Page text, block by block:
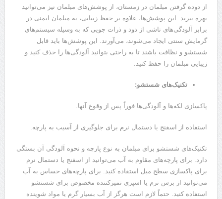
از دوده گرفتن مبلمان در زمستان، از پوشش‌های مبلمان نیز می‌توانید
بهره ببرید. این پوشش‌ها، علاوه بر حفظ زیبایی، به مبلمان ایمنی در
برابر آلودگی‌های ناشی از دود و ذرات جویی که به وسیله سیستم‌های
گرمایش سنتی ایجاد می‌شوند، می‌آورند. این پوشش‌ها باید قابل
شستشو و نظافت باشند تا به راحتی بتوانید آلودگی‌ها را حذف کنید و
زیبایی مبلمان را حفظ کنید.
تکنیک‌های شستشو:
پاکسازی لکه‌ها و آلودگی‌ها فوراً پس از وقوع آنها.
استفاده از اسفنج یا دستمال نرم برای جلوگیری از آسیب به پارچه.
تکنیک‌های شستشو برای مبلمان به نوع پارچه و نحوه آلودگی آن بستگی
دارد. برای پارچه‌های مقاوم به آب می‌توانید از اسفنج یا دستمال نرم
برای پاکسازی سطح مبل استفاده کنید. برای پارچه‌های حساس به آب
می‌توانید از برس نرم یا اسپری تمیزکننده مخصوص برای شستشو
استفاده کنید. حتماً لازم است هرگز از آب بسیار گرم یا مواد شوینده